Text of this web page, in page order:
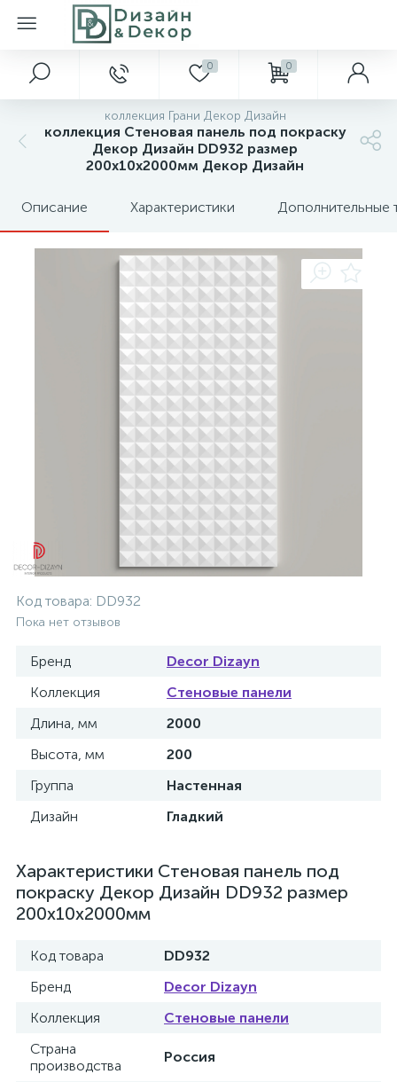
0 0
коллекция Грани Декор Дизайн
коллекция Cтеновая панель под покраску
Декор Дизайн DD932 размер
200x10x2000мм Декор Дизайн
Описание Характеристики Дополнительные
Код товара: DD932
Пока нет отзывов
Бренд
Decor Dizayn
Коллекция
Стеновые панели
Длина, мм
2000
Высота, мм
200
Группа
Настенная
Дизайн
Гладкий
Характеристики Cтеновая панель под
покраску Декор Дизайн DD932 размер
200x10x2000мм
Код товара
DD932
Бренд
Decor Dizayn
Коллекция
Стеновые панели
Страна
производства
Россия